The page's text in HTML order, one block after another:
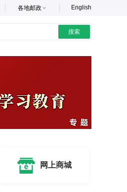
English
各地邮政
搜索
网上商城